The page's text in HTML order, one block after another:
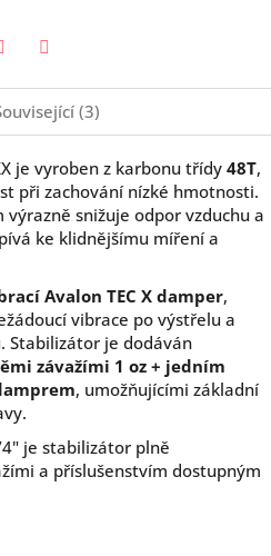
(3)
je vyroben z karbonu třídy 48T,
při zachování nízké hmotnosti.
snižuje odpor vzduchu a
ke klidnějšímu míření a
Avalon TEC X damper,
vibrace po výstřelu a
Stabilizátor je dodáván
závažími 1 oz + jedním
, umožňujícími základní
je stabilizátor plně
a příslušenstvím dostupným